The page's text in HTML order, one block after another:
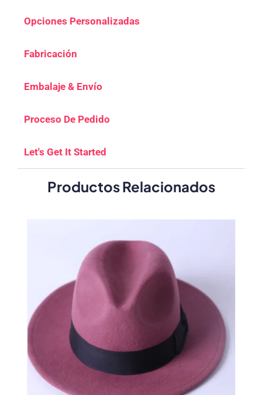
Opciones Personalizadas
Fabricación
Embalaje & Envío
Proceso De Pedido
Let's Get It Started
Productos Relacionados